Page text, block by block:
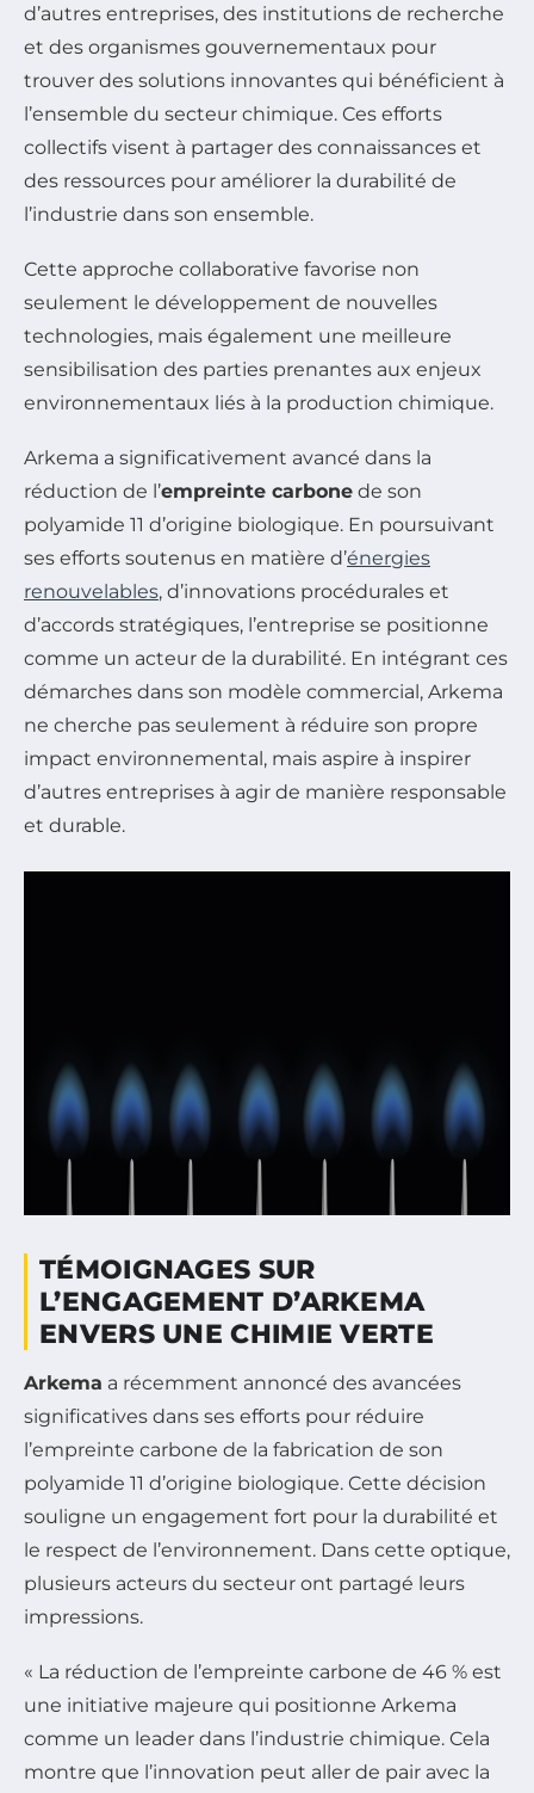
d’autres entreprises, des institutions de recherche
et des organismes gouvernementaux pour
trouver des solutions innovantes qui bénéficient à
l’ensemble du secteur chimique. Ces efforts
collectifs visent à partager des connaissances et
des ressources pour améliorer la durabilité de
l’industrie dans son ensemble.
Cette approche collaborative favorise non
seulement le développement de nouvelles
technologies, mais également une meilleure
sensibilisation des parties prenantes aux enjeux
environnementaux liés à la production chimique.
Arkema a significativement avancé dans la
réduction de l’empreinte carbone de son
polyamide 11 d’origine biologique. En poursuivant
ses efforts soutenus en matière d’énergies
renouvelables, d’innovations procédurales et
d’accords stratégiques, l’entreprise se positionne
comme un acteur de la durabilité. En intégrant ces
démarches dans son modèle commercial, Arkema
ne cherche pas seulement à réduire son propre
impact environnemental, mais aspire à inspirer
d’autres entreprises à agir de manière responsable
et durable.
TÉMOIGNAGES SUR
L’ENGAGEMENT D’ARKEMA
ENVERS UNE CHIMIE VERTE
Arkema a récemment annoncé des avancées
significatives dans ses efforts pour réduire
l’empreinte carbone de la fabrication de son
polyamide 11 d’origine biologique. Cette décision
souligne un engagement fort pour la durabilité et
le respect de l’environnement. Dans cette optique,
plusieurs acteurs du secteur ont partagé leurs
impressions.
« La réduction de l’empreinte carbone de 46 % est
une initiative majeure qui positionne Arkema
comme un leader dans l’industrie chimique. Cela
montre que l’innovation peut aller de pair avec la